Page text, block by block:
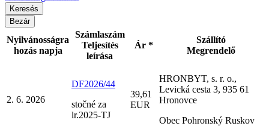
Bezár
Nyilvánosságra
hozás napja
Számlaszám
Teljesítés
leírása
Ár *
Szállító
Megrendelő
2. 6. 2026
DF2026/44
stočné za
lr.2025-TJ
39,61
EUR
HRONBYT, s. r. o.,
Levická cesta 3, 935 61
Hronovce
Obec Pohronský Ruskov